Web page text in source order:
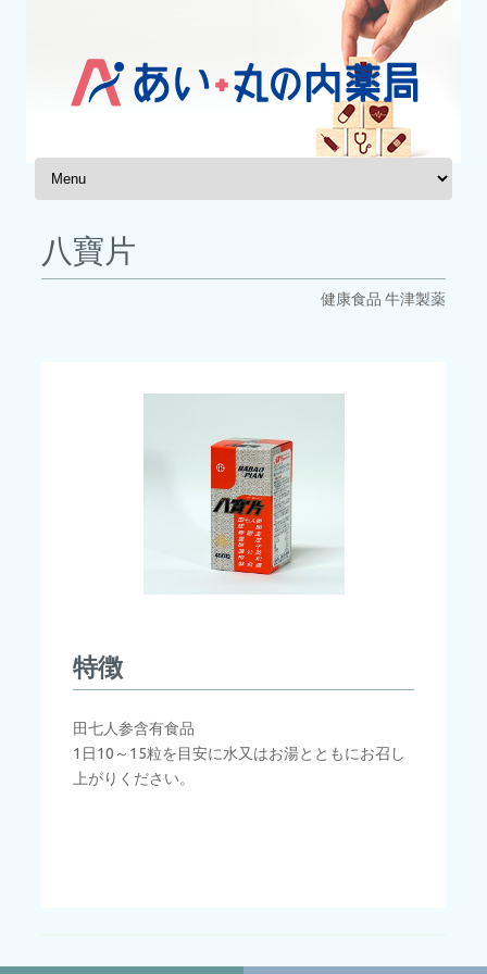
コンテンツへスキップ
八寶片
健康食品 牛津製薬
特徴
田七人参含有食品
1日10～15粒を目安に水又はお湯とともにお召し
上がりください。